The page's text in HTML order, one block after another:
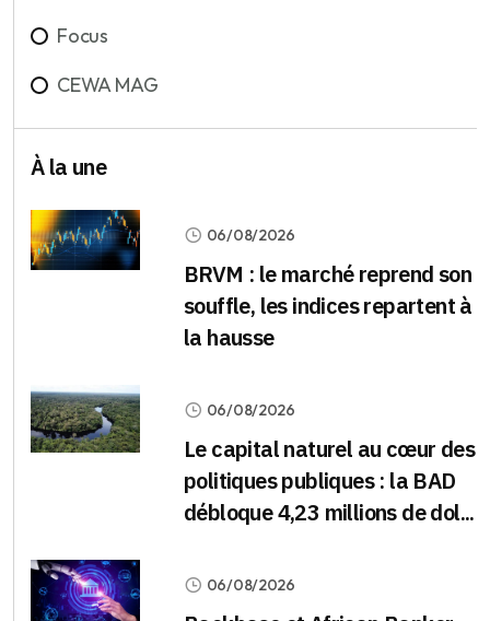
Focus
CEWA MAG
À la une
06/08/2026
BRVM : le marché reprend son
souffle, les indices repartent à
la hausse
06/08/2026
Le capital naturel au cœur des
politiques publiques : la BAD
débloque 4,23 millions de dol...
06/08/2026